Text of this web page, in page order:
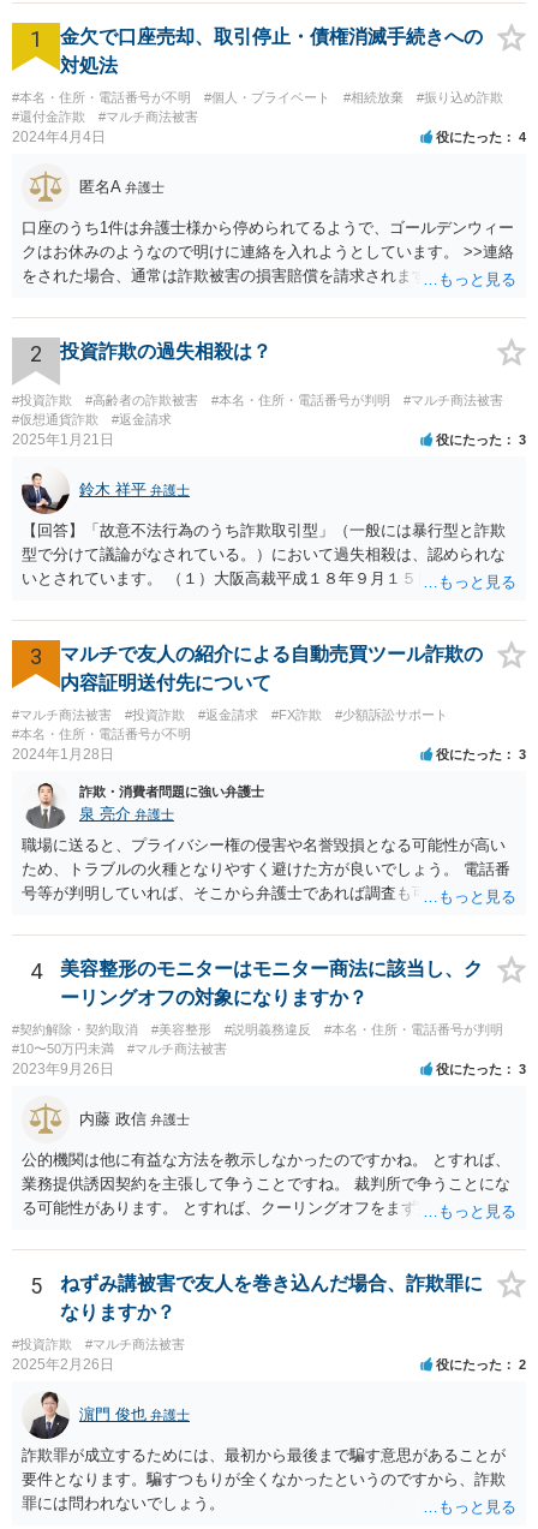
1
金欠で口座売却、取引停止・債権消滅手続きへの
対処法
#本名・住所・電話番号が不明 #個人・プライベート #相続放棄
#振り込め詐欺
#還付金詐欺
#マルチ商法被害
2024年4月4日 役にたった 4
匿名A 弁護士
口座のうち1件は弁護士様から停められてるようで、ゴールデンウィー
クはお休みのようなので明けに連絡を入れようとしています。 >>連絡
をされた場合、通常は詐欺被害の損害賠償を請求されますのでご留意
2 投資詐欺の過失相殺は？
#投資詐欺 #高齢者の詐欺被害 #本名・住所・電話番号が判明
#マルチ商法被害
#仮想通貨詐欺
#返金請求
2025年1月21日 役にたった 3
鈴木 祥平 弁護士
【回答】「故意不法行為のうち詐欺取引型」（一般には暴行型と詐欺
型で分けて議論がなされている。）において過失相殺は、認められな
いとされています。 （１）大阪高裁平成１８年９月１５日裁判例 裁判
相殺は、本来文字通り過失のある当事者同士の損害の公平な分担調整
のための法制度であり、元来故意の不法行為の場合にはなじまないも
のというべきである。なぜなら、故意の不法行為は、加害者が悪意を
もって一方的に被害者に対して仕掛けるものであり、根本的に被害者
に生じた痛みをともに分け合うための基盤を欠く上、取引的不法行為
における加害者の故意は、通常、被害者の落ち度或いは弱み、不意、
らにつけ込むものであるから、被害者が加害者の思惑どおりに落ち度
等を示したからといって、これをもって被害者の過失と評価し、被害
者の加害者に対する損害賠償から被害者の落ち度等相当分を減額する
ことにすれば必ず不法行為の成果をその分確保することができること
になるが、そのような事態を容認することは、結果として、不法行為
るにも似て、明らかに正義と法の精神に反するからである。したがっ
て、故意の不法行為の場合、特段の事情がない限り、被害者の落ち度
等を過失と評価して損害額の減額事由とすることは許されない。」と
判示した。 （２）東京高等裁判所平成３０年５月２３日裁判例 裁判所
は、「故意ある不法行為（詐欺行為）に対する過失相殺の適用」につ
いて「本件のような故意による不法行為であって犯罪成立可能性すら
あるものによる被害について、過失相殺をすることは、極力避けるべ
きである。・・・過失相殺は、当事者間の公平を図るため、損害賠償
の額を定めるに当たって、被害者の過失を考慮する制度であるとこ
ろ、第１審被告らの不法行為は、故意による違法な詐欺行為であっ
て、このような場合に、被害者である第１審原告らの損害額を減額す
ることは、加害者である第１審被告らに対し、故意に違法な手段で取
資詐欺（ポンジスキーム）等の事例においては、相手方が故意に騙し
た事案であれば、過失相殺の主張は封じられることになります。
3
マルチで友人の紹介による自動売買ツール詐欺の
内容証明送付先について
#マルチ商法被害 #投資詐欺 #返金請求 #FX詐欺
#少額訴訟サポート
#本名・住所・電話番号が不明
2024年1月28日 役にたった 3
詐欺・消費者問題に強い弁護士
泉 亮介 弁護士
職場に送ると、プライバシー権の侵害や名誉毀損となる可能性が高い
ため、トラブルの火種となりやすく避けた方が良いでしょう。 電話番
号等が判明していれば、そこから弁護士であれば調査も可能です。
4
美容整形のモニターはモニター商法に該当し、ク
ーリングオフの対象になりますか？
#契約解除・契約取消 #美容整形 #説明義務違反
#本名・住所・電話番号が判明
#10〜50万円未満
#マルチ商法被害
2023年9月26日 役にたった 3
内藤 政信 弁護士
公的機関は他に有益な方法を教示しなかったのですかね。 とすれば、
業務提供誘因契約を主張して争うことですね。 裁判所で争うことにな
る可能性があります。 とすれば、クーリングオフをまず実行すること
5
ねずみ講被害で友人を巻き込んだ場合、詐欺罪に
なりますか？
#投資詐欺 #マルチ商法被害
2025年2月26日 役にたった 2
濵門 俊也 弁護士
詐欺罪が成立するためには、最初から最後まで騙す意思があることが
要件となります。騙すつもりが全くなかったというのですから、詐欺
罪には問われないでしょう。